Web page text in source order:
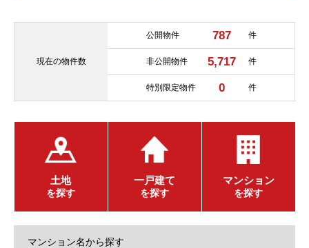
現在の物件数
公開物件 787 件
非公開物件 5,717 件
特別限定物件 0 件
土地
を探す
一戸建て
を探す
マンション
を探す
マンション名から探す